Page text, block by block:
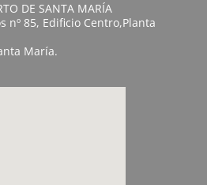
DE SANTA MARÍA
nº 85, Edificio Centro,Planta
María.